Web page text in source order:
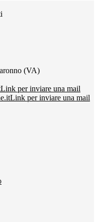
(VA)
Link per inviare una mail
Link per inviare una mail